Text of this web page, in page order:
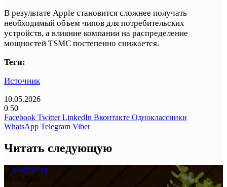
В результате Apple становится сложнее получать
необходимый объем чипов для потребительских
устройств, а влияние компании на распределение
мощностей TSMC постепенно снижается.
Теги:
Источник
10.05.2026
0 50
Facebook Twitter LinkedIn Вконтакте Одноклассники
WhatsApp Telegram Viber
Читать следующую
Компании